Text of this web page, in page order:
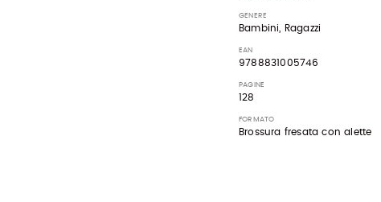
GENERE
Bambini, Ragazzi
EAN
9788831005746
PAGINE
128
FORMATO
Brossura fresata con alette